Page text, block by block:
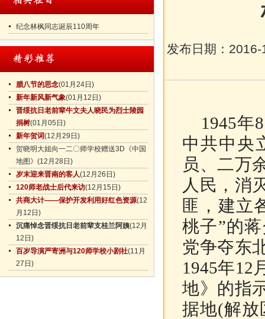
纪念林枫同志诞辰110周年
腊八节的思念(01月24日)
新年新风新气象(01月12日)
晋绥抗日老前辈牛文夫人晓民为烈士陵园
捐树(01月05日)
新年贺词(12月29日)
贺晓明大姐向一二〇师学校赠送3D《中国
地图》 (12月28日)
岁末迎来晋南的客人(12月26日)
120师老战士后代来访(12月15日)
共商大计——保护开发利用好红色资源(12
月12日)
沉痛悼念晋绥抗日老前辈支桂兰阿姨(12月
12日)
百岁导演严寄洲与120师学校小剧社(11月
27日)
发布日期： 2016-
1945年8
中共中央
员、二万
人民，消
匪，建立
桃子”的
党争夺东
1945年12
地》的指
据地(解放